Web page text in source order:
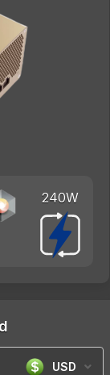
240W
USD